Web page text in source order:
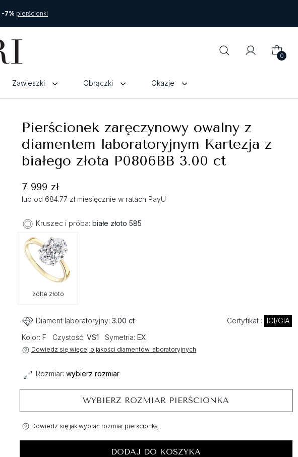
-7% pierścionki
0
Zawieszki Obrączki Okazje
Pierścionek zaręczynowy owalny z
diamentem laboratoryjnym Kartezja z
białego złota P0806BB 3.00 ct
7 999 zł
lub od 684.77 zł miesięcznie w ratach PayU
Kruszec i próba: białe złoto 585
żółte złoto
Diament laboratoryjny: 3.00 ct Certyfikat :
IGI/GIA
Kolor: F Czystość: VS1 Symetria: EX
Dowiedz się więcej o jakości diamentów laboratoryjnych
Rozmiar: wybierz rozmiar
WYBIERZ ROZMIAR PIERŚCIONKA
Dowiedz się jak wybrać rozmiar pierścionka
DODAJ DO KOSZYKA